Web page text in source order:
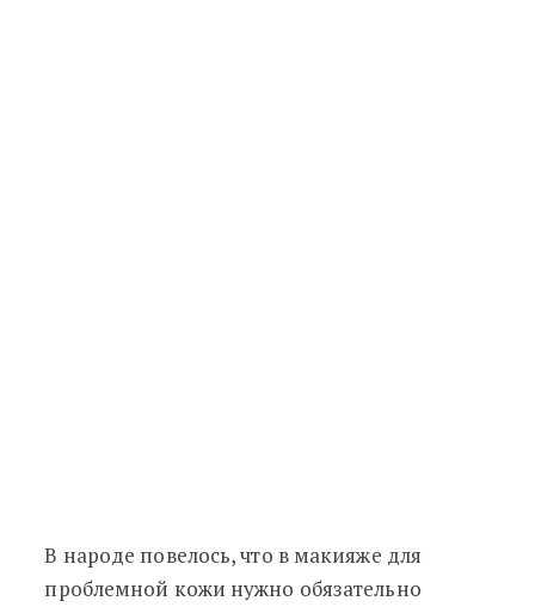
В народе повелось, что в макияже для
проблемной кожи нужно обязательно